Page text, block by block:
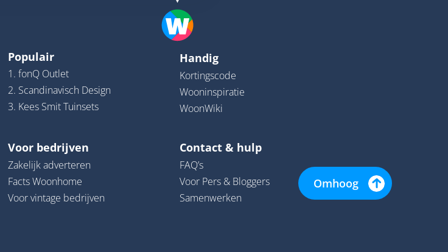
Populair
1. fonQ Outlet
2. Scandinavisch Design
3. Kees Smit Tuinsets
Handig
Kortingscode
Wooninspiratie
WoonWiki
Voor bedrijven
Zakelijk adverteren
Facts Woonhome
Voor vintage bedrijven
Contact & hulp
FAQ’s
Voor Pers & Bloggers
Samenwerken
Omhoog